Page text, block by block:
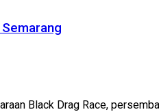
Black Drag Race,